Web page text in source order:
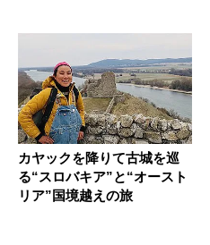
カヤックを降りて古城を巡
る“スロバキア”と“オースト
リア”国境越えの旅